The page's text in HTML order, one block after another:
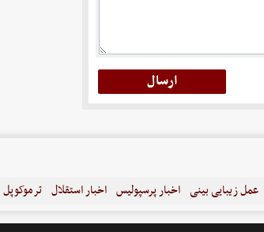
عمل زیبایی بینی اخبار پرسپولیس اخبار استقلال ترموکوپل